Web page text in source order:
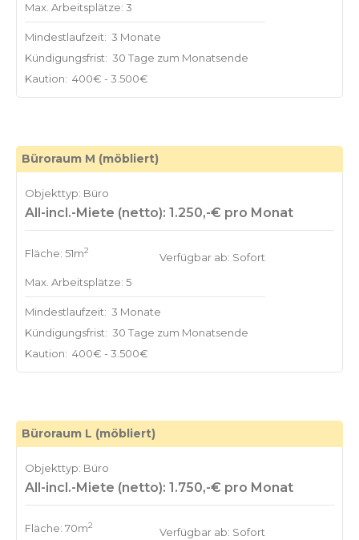
Max. Arbeitsplätze: 3
Mindestlaufzeit: 3 Monate
Kündigungsfrist: 30 Tage zum Monatsende
Kaution: 400€ - 3.500€
Büroraum M (möbliert)
Objekttyp: Büro
All-incl.-Miete (netto): 1.250,-€ pro Monat
Fläche: 51m2
Max. Arbeitsplätze: 5
Verfügbar ab: Sofort
Mindestlaufzeit: 3 Monate
Kündigungsfrist: 30 Tage zum Monatsende
Kaution: 400€ - 3.500€
Büroraum L (möbliert)
Objekttyp: Büro
All-incl.-Miete (netto): 1.750,-€ pro Monat
Fläche: 70m2
Verfügbar ab: Sofort